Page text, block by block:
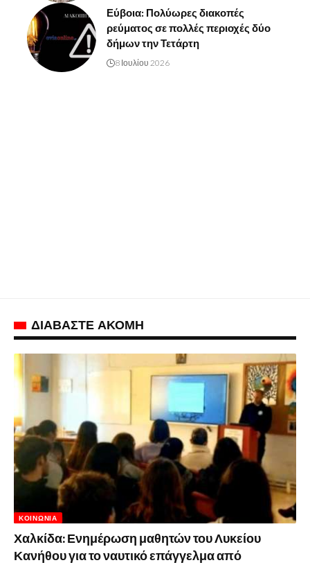
Εύβοια: Πολύωρες διακοπές
ρεύματος σε πολλές περιοχές δύο
δήμων την Τετάρτη
8 Ιουλίου 2026
ΔΙΑΒΑΣΤΕ ΑΚΟΜΗ
ΚΟΙΝΩΝΊΑ
Χαλκίδα: Ενημέρωση μαθητών του Λυκείου
Κανήθου για το ναυτικό επάγγελμα από